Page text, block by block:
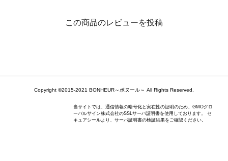
この商品のレビューを投稿
Copyright ©2015-2021 BONHEUR～ボヌール～ All Rights Reserved.
当サイトでは、通信情報の暗号化と実在性の証明のため、GMOグロ
ーバルサイン株式会社のSSLサーバ証明書を使用しております。 セ
キュアシールより、サーバ証明書の検証結果をご確認ください。